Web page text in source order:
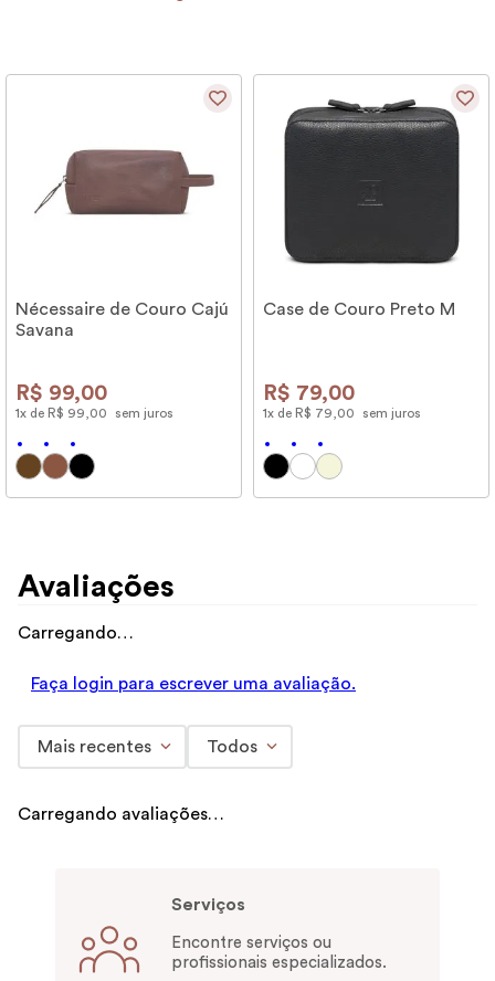
Nécessaire de Couro Cajú
Savana
R$ 99,00
1x de R$ 99 00 sem juros
Case de Couro Preto M
R$ 79,00
1x de R$ 79 00 sem juros
Avaliações
Carregando…
Faça login para escrever uma avaliação.
Mais recentes Todos
Carregando avaliações…
Serviços
Encontre serviços ou
profissionais especializados.